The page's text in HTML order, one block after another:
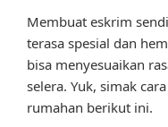
Membuat eskrim
terasa spesial dan
bisa menyesuaikan
selera. Yuk, simak
rumahan berikut ini.